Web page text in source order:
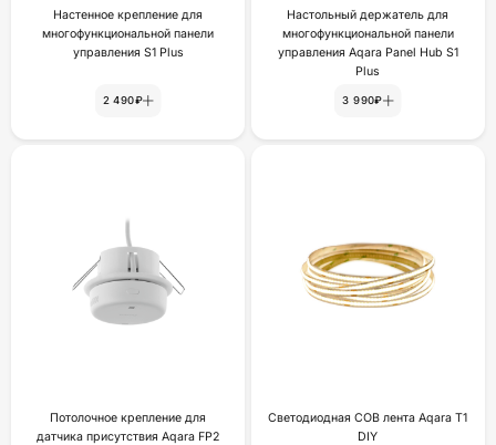
Настенное крепление для
многофункциональной панели
yпpaвлeния S1 Plus
2 490₽
Настольный держатель для
многофункциональной панели
управления Aqara Panel Hub S1
Plus
3 990₽
Потолочное крепление для
датчика присутствия Aqara FP2
Светодиодная COB лента Aqara T1
DIY